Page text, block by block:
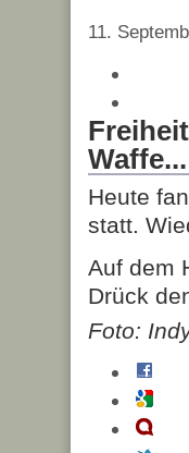
11.
Waffe...
Heute
statt.
Auf dem
Drück
Foto: